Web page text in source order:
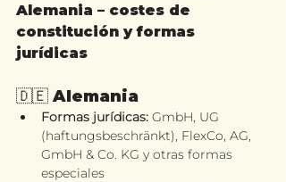
Alemania – costes de
constitución y formas
jurídicas
🇩🇪 Alemania
Formas jurídicas: GmbH, UG
(haftungsbeschränkt), FlexCo, AG,
GmbH & Co. KG y otras formas
especiales